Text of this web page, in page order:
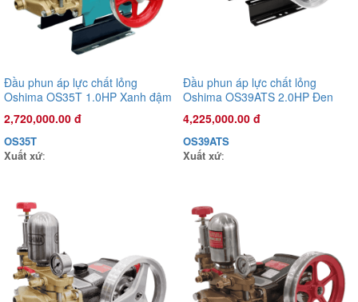
Đầu phun áp lực chất lỏng Con Ong Vàng COV22X 1.0HP Xanh
mờ
1,135,000.00 đ
COV22X
Xuất xứ:
Đầu phun áp lực chất lỏng
Oshima OS35T 1.0HP Xanh đậm
(hoạt động bằng sức kéo động
cơ)
2,720,000.00 đ
OS35T
Xuất xứ:
Đầu phun áp lực chất lỏng
Oshima OS39ATS 2.0HP Đen
(hoạt động bằng sức kéo động
cơ) (pittông sứ)
4,225,000.00 đ
OS39ATS
Xuất xứ: